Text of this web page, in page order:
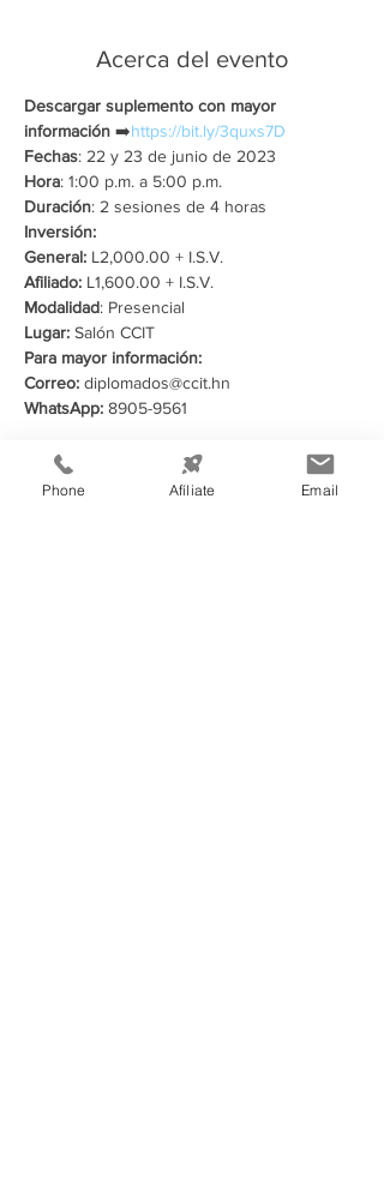
Acerca del evento
Descargar suplemento con mayor
información ➡️https://bit.ly/3quxs7D
Fechas: 22 y 23 de junio de 2023
Hora: 1:00 p.m. a 5:00 p.m.
Duración: 2 sesiones de 4 horas
Inversión:
General: L2,000.00 + I.S.V.
Afiliado: L1,600.00 + I.S.V.
Modalidad: Presencial
Lugar: Salón CCIT
Para mayor información:
Correo: diplomados@ccit.hn
WhatsApp: 8905-9561
Compartir este evento
Phone Afíliate Email